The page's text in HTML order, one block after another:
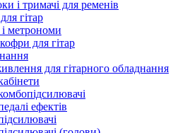
і тримачі для ременів
гітар
метрономи
для гітар
для гітарного обладнання
ефектів